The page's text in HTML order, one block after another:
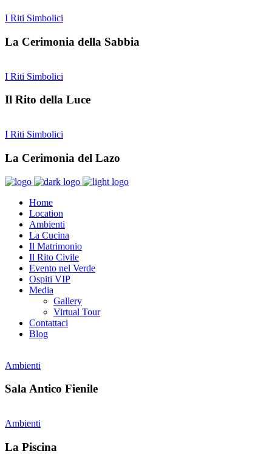
I Riti Simbolici
La Cerimonia della Sabbia
I Riti Simbolici
Il Rito della Luce
I Riti Simbolici
La Cerimonia del Lazo
Home
Location
Ambienti
La Cucina
Il Matrimonio
Il Rito Civile
Evento nel Verde
Ospiti VIP
Media
Gallery
Virtual Tour
Contattaci
Blog
Ambienti
Sala Antico Fienile
Ambienti
La Piscina